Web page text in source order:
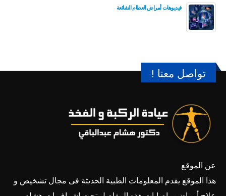
فيديوهات أمراض العظام الشائعة
تواصل معنا !
عن الموقع
هذا الموقع يقدم المعلومات الطبية الحديثة فى مجال تشخيص و